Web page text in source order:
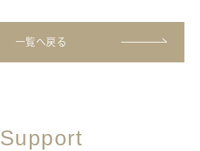
一覧へ戻る
Support